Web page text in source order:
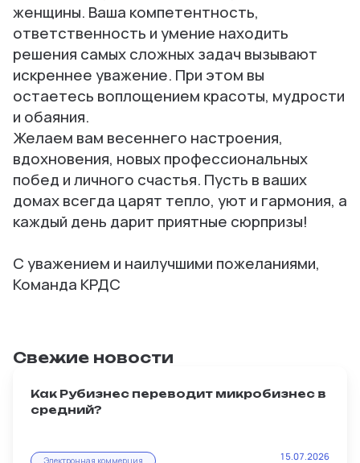
женщины. Ваша компетентность,
ответственность и умение находить
решения самых сложных задач вызывают
искреннее уважение. При этом вы
остаетесь воплощением красоты, мудрости
и обаяния.
Желаем вам весеннего настроения,
вдохновения, новых профессиональных
побед и личного счастья. Пусть в ваших
домах всегда царят тепло, уют и гармония, а
каждый день дарит приятные сюрпризы!
С уважением и наилучшими пожеланиями,
Команда КРДС
Свежие новости
Как Рубизнес переводит микробизнес в
средний?
Электронная коммерция 15.07.2026